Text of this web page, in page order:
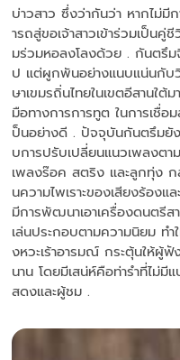
บ่าวสาว ซึ่งว่ากันว่า หากไม่มี
ารถสู่ขอเจ้าสาวเข้าร่วมเป็นคู่
มร่วมหอลงโลงด้วย . กันตรึม
ป แต่ผูกพันอย่างแนบแน่นกับ
ษาเขมรถิ่นไทยในเขตอีสานใต้
มือทางการการทูต ในการเชื่อ
ป็นอย่างดี . ปัจจุบันกันตรึมยั
บการปรับเปลี่ยนแนวเพลงตา
เพลงร๊อค สตริง และลูกทุ่ง ก
นความไพเราะของเสียงร้อง
มีการพัฒนาเอาเครื่องดนตรีส
เล่นประกอบตามความนิยม ท
งหวะเร้าอารมณ์ กระตุ้นให้ผู้
นาน โดยมีเสน่ห์คือท่ารำที่ไม่
สดงและผู้ชม .